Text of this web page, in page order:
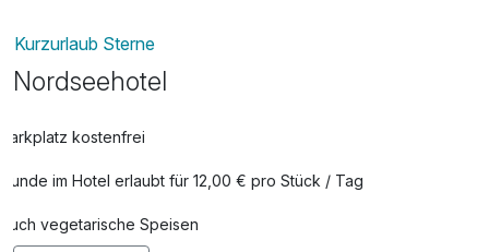
Kurzurlaub Sterne
Nordseehotel
Parkplatz kostenfrei
Hunde im Hotel erlaubt für 12,00 € pro Stück / Tag
Auch vegetarische Speisen